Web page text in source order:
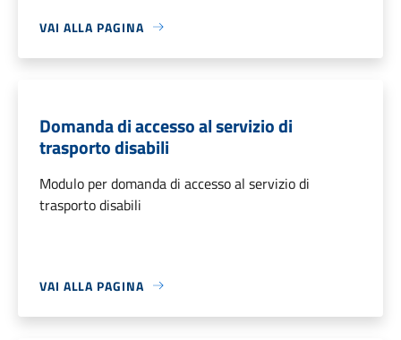
VAI ALLA PAGINA
Domanda di accesso al servizio di
trasporto disabili
Modulo per domanda di accesso al servizio di
trasporto disabili
VAI ALLA PAGINA